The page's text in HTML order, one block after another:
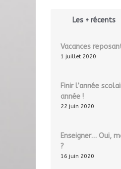
Les + récents
Vacances
1 juillet 2020
Finir l’année
année !
22 juin 2020
Enseigner… Oui,
?
16 juin 2020